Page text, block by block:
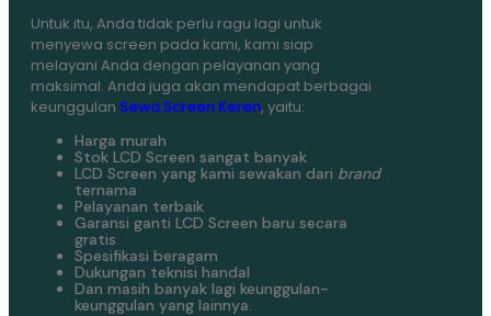
Untuk itu, Anda tidak perlu ragu lagi untuk
menyewa screen pada kami, kami siap
melayani Anda dengan pelayanan yang
maksimal. Anda juga akan mendapat berbagai
keunggulan Sewa Screen Keren, yaitu:
Harga murah
Stok LCD Screen sangat banyak
LCD Screen yang kami sewakan dari brand
ternama
Pelayanan terbaik
Garansi ganti LCD Screen baru secara
gratis
Spesifikasi beragam
Dukungan teknisi handal
Dan masih banyak lagi keunggulan-
keunggulan yang lainnya.